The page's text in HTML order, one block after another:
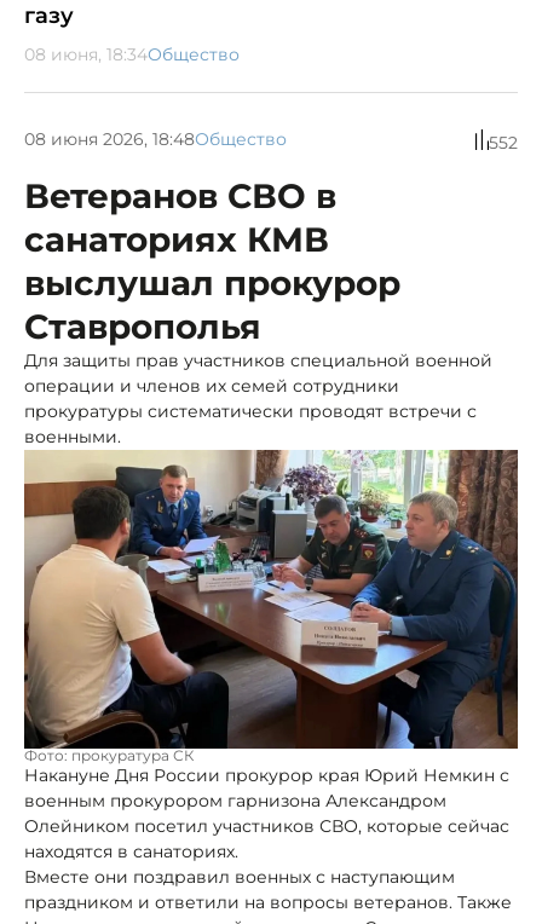
газу
08 июня, 18:34Общество
08 июня 2026, 18:48Общество 552
Ветеранов СВО в
санаториях КМВ
выслушал прокурор
Ставрополья
Для защиты прав участников специальной военной
операции и членов их семей сотрудники
прокуратуры систематически проводят встречи с
военными.
Фото: прокуратура СК
Накануне Дня России прокурор края Юрий Немкин с
военным прокурором гарнизона Александром
Олейником посетил участников СВО, которые сейчас
находятся в санаториях.
Вместе они поздравил военных с наступающим
праздником и ответили на вопросы ветеранов. Также